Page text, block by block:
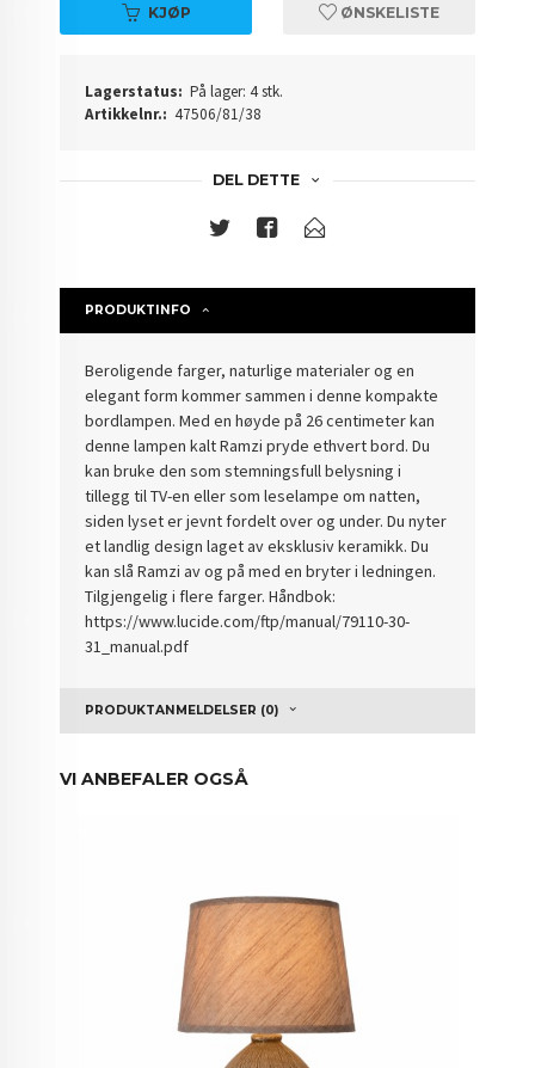
KJØP ØNSKELISTE
Lagerstatus: På lager: 4 stk.
Artikkelnr.: 47506/81/38
DEL DETTE
PRODUKTINFO
Beroligende farger, naturlige materialer og en
elegant form kommer sammen i denne kompakte
bordlampen. Med en høyde på 26 centimeter kan
denne lampen kalt Ramzi pryde ethvert bord. Du
kan bruke den som stemningsfull belysning i
tillegg til TV-en eller som leselampe om natten,
siden lyset er jevnt fordelt over og under. Du nyter
et landlig design laget av eksklusiv keramikk. Du
kan slå Ramzi av og på med en bryter i ledningen.
Tilgjengelig i flere farger. Håndbok:
https://www.lucide.com/ftp/manual/79110-30-
31_manual.pdf
PRODUKTANMELDELSER (0)
VI ANBEFALER OGSÅ